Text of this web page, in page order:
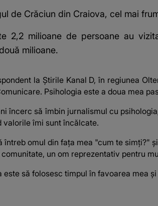
de Crăciun din Craiova, cel mai
2,2 milioane de persoane au
milioane.
la Știrile Kanal D, în regiunea
Psihologia este a doua mea
încerc să îmbin jurnalismul cu
valorile îmi sunt încălcate.
întreb omul din fața mea "cum te simți?"
un om reprezentativ pentru
este să folosesc timpul în favoarea mea și